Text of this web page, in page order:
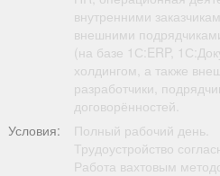
внутренними
внешними
(на базе 1С:ERP,
холдингом, а также
разработчики,
договорённостей.
Условия:
Полный рабочий день.
Трудоустройство
Работа вахтовым